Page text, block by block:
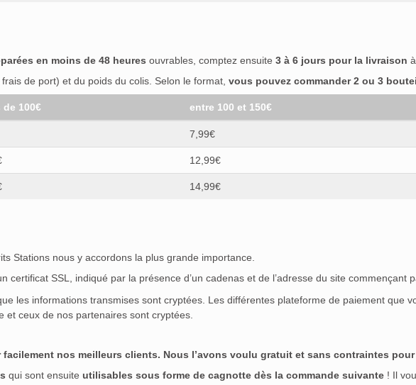
en moins de 48 heures ouvrables, comptez ensuite 3 à 6 jours pour la livraison
de port) et du poids du colis. Selon le format, vous pouvez commander 2 ou 3
de 100€ entre 100 et 150€
7,99€
12,99€
14,99€
Stations nous y accordons la plus grande importance.
certificat SSL, indiqué par la présence d’un cadenas et de l’adresse du site commençant
les informations transmises sont cryptées. Les différentes plateforme de paiement que
ceux de nos partenaires sont cryptées.
nos meilleurs clients. Nous l’avons voulu gratuit et sans contraintes
qui sont ensuite utilisables sous forme de cagnotte dès la commande suivante ! Il